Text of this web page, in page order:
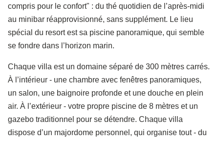
compris pour le confort" : du thé quotidien de l’après-midi
au minibar réapprovisionné, sans supplément. Le lieu
spécial du resort est sa piscine panoramique, qui semble
se fondre dans l’horizon marin.
Chaque villa est un domaine séparé de 300 mètres carrés.
À l’intérieur - une chambre avec fenêtres panoramiques,
un salon, une baignoire profonde et une douche en plein
air. À l’extérieur - votre propre piscine de 8 mètres et un
gazebo traditionnel pour se détendre. Chaque villa
dispose d’un majordome personnel, qui organise tout - du